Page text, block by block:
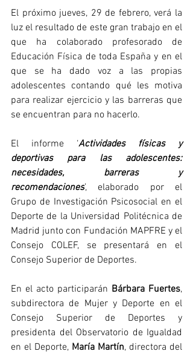
El próximo jueves, 29 de febrero, verá la
luz el resultado de este gran trabajo en el
que ha colaborado profesorado de
Educación Física de toda España y en el
que se ha dado voz a las propias
adolescentes contando qué les motiva
para realizar ejercicio y las barreras que
se encuentran para no hacerlo.
El informe ‘Actividades físicas y
deportivas para las adolescentes:
necesidades, barreras y
recomendaciones’, elaborado por el
Grupo de Investigación Psicosocial en el
Deporte de la Universidad Politécnica de
Madrid junto con Fundación MAPFRE y el
Consejo COLEF, se presentará en el
Consejo Superior de Deportes.
En el acto participarán Bárbara Fuertes,
subdirectora de Mujer y Deporte en el
Consejo Superior de Deportes y
presidenta del Observatorio de Igualdad
en el Deporte, María Martín, directora del